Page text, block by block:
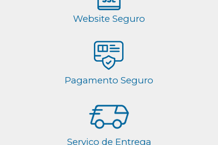
Website Seguro
Pagamento Seguro
Serviço de Entrega